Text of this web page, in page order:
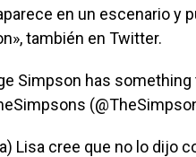
en un escenario y
también en Twitter.
Simpson has something
Lisa cree que no lo dijo